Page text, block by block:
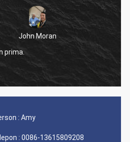
John Moran
prima.
: Amy
: 0086-13615809208